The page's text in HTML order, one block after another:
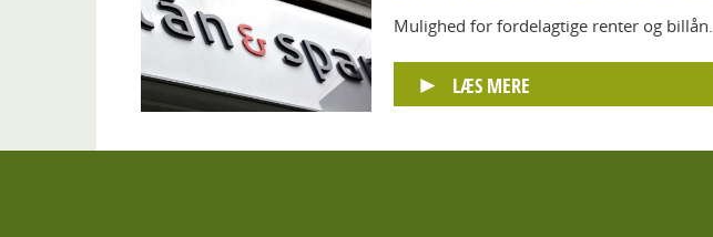
Mulighed for fordelagtige renter og billån.
LÆS MERE